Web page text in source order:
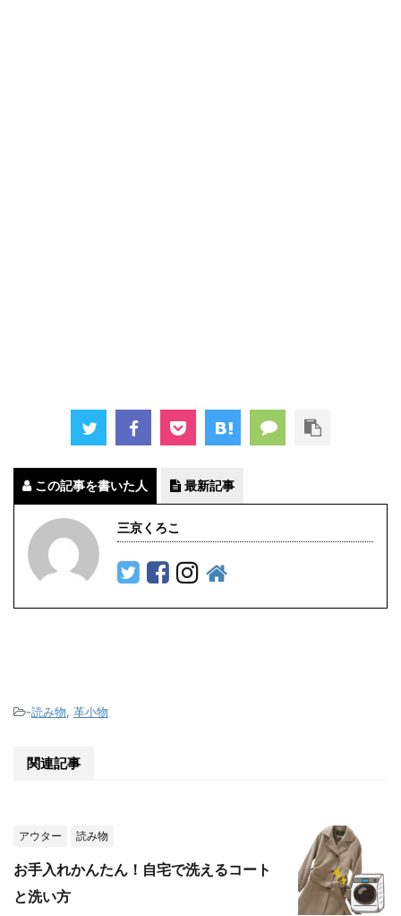
この記事を書いた人 最新記事
三京くろこ
-読み物, 革小物
関連記事
アウター 読み物
お手入れかんたん！自宅で洗えるコート
と洗い方